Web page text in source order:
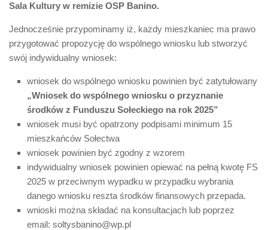
Sala Kultury w remizie OSP Banino.
Jednocześnie przypominamy iż, każdy mieszkaniec ma prawo
przygotować propozycję do wspólnego wniosku lub stworzyć
swój indywidualny wniosek:
wniosek do wspólnego wniosku powinien być zatytułowany
„Wniosek do wspólnego wniosku o przyznanie
środków z Funduszu Sołeckiego na rok 2025”
wniosek musi być opatrzony podpisami minimum 15
mieszkańców Sołectwa
wniosek powinien być zgodny z wzorem
indywidualny wniosek powinien opiewać na pełną kwotę FS
2025 w przeciwnym wypadku w przypadku wybrania
danego wniosku reszta środków finansowych przepada.
wnioski można składać na konsultacjach lub poprzez
email: soltysbanino@wp.pl